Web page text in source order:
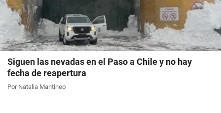
Siguen las nevadas en el Paso a Chile y no hay
fecha de reapertura
Por Natalia Mantineo